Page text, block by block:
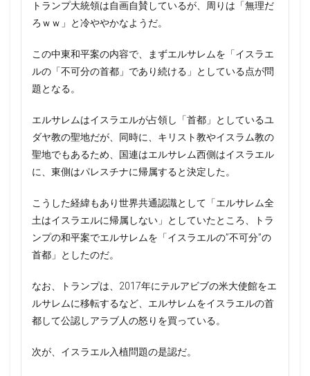
トランプ大統領は自画自賛しているが、周りは「無理だ
ろｗｗ」と冷ややかなようだ。
この中東和平案の内容で、まずエルサレムを「イスラエ
ルの「不可分の首都」であり続ける」としている点が問
題となる。
エルサレムはイスラエルが占領し「首都」としているユ
ダヤ教の聖地だが、同時に、キリスト教やイスラム教の
聖地でもあるため、国連はエルサレム西側はイスラエル
に、東側はパレスチナに帰属すると決定した。
こうした経緯もあり世界共通認識として「エルサレム全
土はイスラエルに帰属しない」としていたところ、トラ
ンプの和平案でエルサレムを「イスラエルの”不可分”の
首都」としたのだ。
なお、トランプは、2017年にテルアビブの米大使館をエ
ルサレムに移転するなど、エルサレムをイスラエルの首
都して公認しアラブ人の怒りを買っている。
次が、イスラエル入植問題の是認だ。